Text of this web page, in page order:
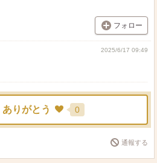
フォロー
2025/6/17 09:49
ありがとう 0
通報する